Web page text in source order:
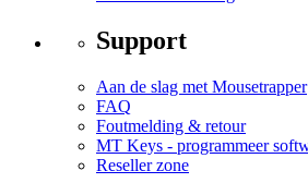
Support
Aan de slag met Mousetrapper
FAQ
Foutmelding & retour
MT Keys - programmeer
Reseller zone